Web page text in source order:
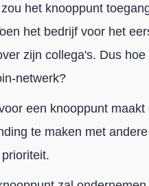
het knooppunt
het bedrijf voor het
zijn collega's. Dus
netwerk?
een knooppunt
te maken met